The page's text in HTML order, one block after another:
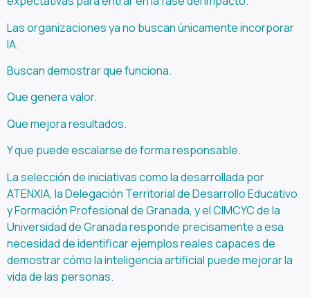
Las organizaciones ya no buscan únicamente incorporar
IA.
Buscan demostrar que funciona.
Que genera valor.
Que mejora resultados.
Y que puede escalarse de forma responsable.
La selección de iniciativas como la desarrollada por
ATENXIA, la Delegación Territorial de Desarrollo Educativo
y Formación Profesional de Granada, y el CIMCYC de la
Universidad de Granada responde precisamente a esa
necesidad de identificar ejemplos reales capaces de
demostrar cómo la inteligencia artificial puede mejorar la
vida de las personas.